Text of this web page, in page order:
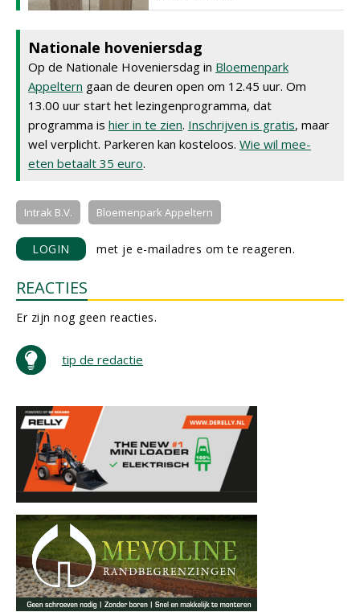
Nationale hoveniersdag
Op de Nationale Hoveniersdag in Bloemenpark
Appeltern gaan de deuren open om 12.45 uur. Om
13.00 uur start het lezingenprogramma, dat
programma is hier in te zien. Inschrijven is gratis, maar
wel verplicht. Parkeren kan kosteloos. Wie wil mee-
eten betaalt 35 euro.
Intrak B.V. Bloemenpark Appeltern
LOGIN met je e-mailadres om te reageren.
REACTIES
Er zijn nog geen reacties.
tip de redactie